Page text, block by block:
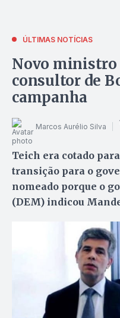
ÚLTIMAS NOTÍCIAS
Novo ministro
consultor de
campanha
Marcos Aurélio Silva
Teich era cotado
transição para o
nomeado porque o
(DEM) indicou